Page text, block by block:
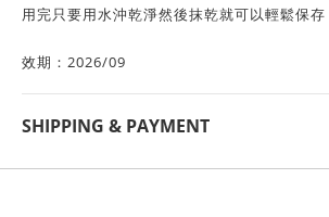
用完只要用水沖乾淨然後抹乾就可以輕鬆保存
效期：2026/09
SHIPPING & PAYMENT